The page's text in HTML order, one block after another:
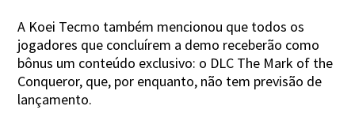
A Koei Tecmo também mencionou que todos os
jogadores que concluírem a demo receberão como
bônus um conteúdo exclusivo: o DLC The Mark of the
Conqueror, que, por enquanto, não tem previsão de
lançamento.